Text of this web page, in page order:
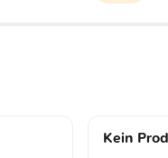
Kein